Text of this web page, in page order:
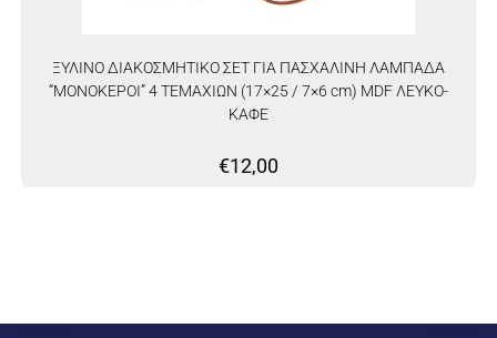
ΞΥΛΙΝΟ ΔΙΑΚΟΣΜΗΤΙΚΟ ΣΕΤ ΓΙΑ ΠΑΣΧΑΛΙΝΗ ΛΑΜΠΑΔΑ
“ΜΟΝΟΚΕΡΟΙ” 4 ΤΕΜΑΧΙΩΝ (17×25 / 7×6 cm) MDF ΛΕΥΚΟ-
ΚΑΦΕ
€12,00